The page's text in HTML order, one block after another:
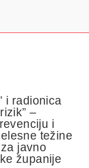
i radionica
–
i
težine
javno
županije